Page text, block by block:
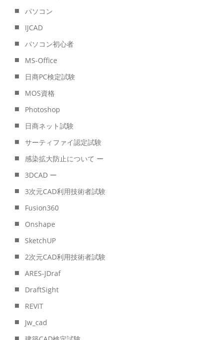
パソコン
IJCAD
パソコン初心者
MS-Office
日商PC検定試験
MOS資格
Photoshop
日商ネット試験
サーティファイ認定試験
感染拡大防止について ー
3DCAD ー
3次元CAD利用技術者試験
Fusion360
Onshape
SketchUP
2次元CAD利用技術者試験
ARES-JDraf
DraftSight
REVIT
Jw_cad